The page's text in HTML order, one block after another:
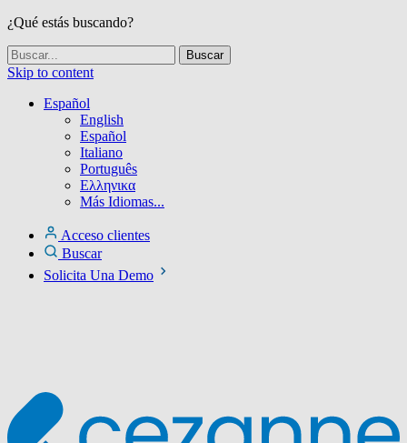
¿Qué estás buscando?
Skip to content
Español
English
Español
Italiano
Português
Ελληνικα
Más Idiomas...
Acceso clientes
Buscar
Solicita Una Demo